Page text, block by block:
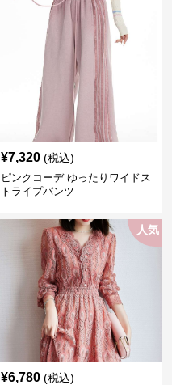
¥7,320 (税込)
ピンクコーデ ゆったりワイドス
トライプパンツ
人気
¥6,780 (税込)